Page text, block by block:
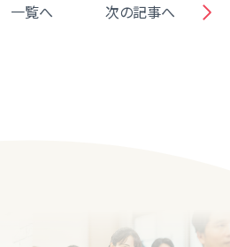
一覧へ 次の記事へ